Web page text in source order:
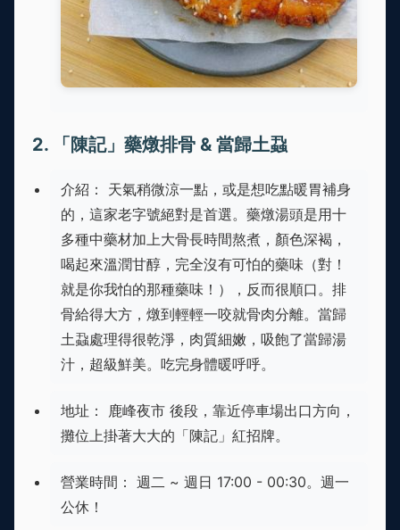
2. 「陳記」藥燉排骨 & 當歸土蝨
介紹： 天氣稍微涼一點，或是想吃點暖胃補身
的，這家老字號絕對是首選。藥燉湯頭是用十
多種中藥材加上大骨長時間熬煮，顏色深褐，
喝起來溫潤甘醇，完全沒有可怕的藥味（對！
就是你我怕的那種藥味！），反而很順口。排
骨給得大方，燉到輕輕一咬就骨肉分離。當歸
土蝨處理得很乾淨，肉質細嫩，吸飽了當歸湯
汁，超級鮮美。吃完身體暖呼呼。
地址： 鹿峰夜市 後段，靠近停車場出口方向，
攤位上掛著大大的「陳記」紅招牌。
營業時間： 週二 ~ 週日 17:00 - 00:30。週一
公休！